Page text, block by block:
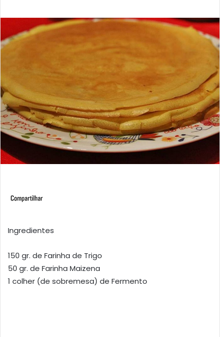
Ingredientes
150 gr. de Farinha de Trigo
50 gr. de Farinha Maizena
1 colher (de sobremesa) de Fermento